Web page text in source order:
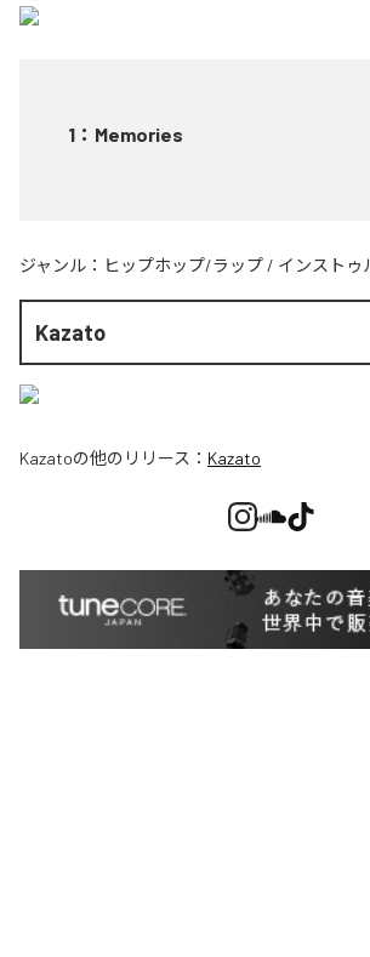
1 ： Memories
ジャンル： ヒップホップ/ラップ / インストゥ
Kazato
Kazatoの他のリリース： Kazato